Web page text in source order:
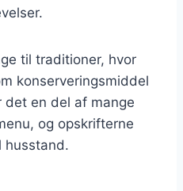
til traditioner, hvor
konserveringsmiddel
det en del af mange
og opskrifterne
husstand.